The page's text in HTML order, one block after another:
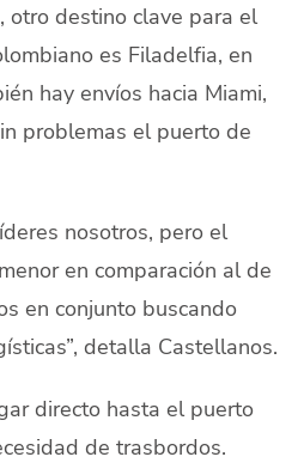
otro destino clave para el
es Filadelfia, en
hay envíos hacia Miami,
problemas el puerto de
nosotros, pero el
en comparación al de
en conjunto buscando
detalla Castellanos.
directo hasta el puerto
de trasbordos.